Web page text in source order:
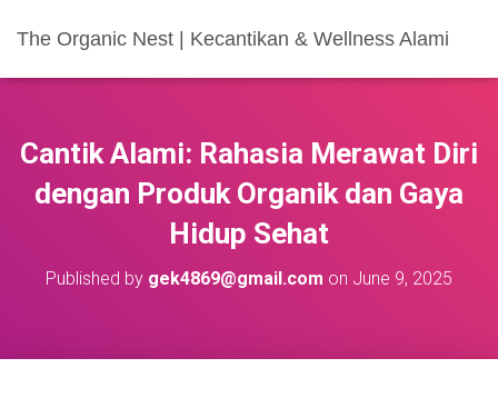
The Organic Nest | Kecantikan & Wellness Alami
Cantik Alami: Rahasia Merawat Diri
dengan Produk Organik dan Gaya
Hidup Sehat
Published by gek4869@gmail.com on June 9, 2025